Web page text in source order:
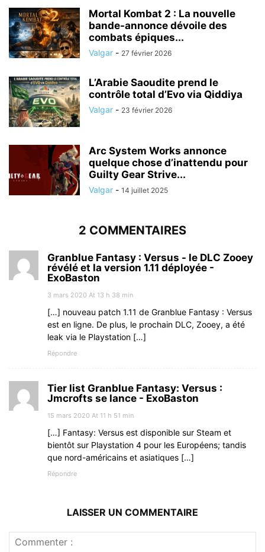
Mortal Kombat 2 : La nouvelle
bande-annonce dévoile des
combats épiques...
Valgar - 27 février 2026
L’Arabie Saoudite prend le
contrôle total d’Evo via Qiddiya
Valgar - 23 février 2026
Arc System Works annonce
quelque chose d’inattendu pour
Guilty Gear Strive...
Valgar - 14 juillet 2025
2 COMMENTAIRES
Granblue Fantasy : Versus - le DLC Zooey
révélé et la version 1.11 déployée -
ExoBaston
3 mars 2020 At 13 h 38 min
[…] nouveau patch 1.11 de Granblue Fantasy : Versus
est en ligne. De plus, le prochain DLC, Zooey, a été
leak via le Playstation […]
Répondre
Tier list Granblue Fantasy: Versus :
Jmcrofts se lance - ExoBaston
15 mars 2020 At 11 h 51 min
[…] Fantasy: Versus est disponible sur Steam et
bientôt sur Playstation 4 pour les Européens; tandis
que nord-américains et asiatiques […]
Répondre
LAISSER UN COMMENTAIRE